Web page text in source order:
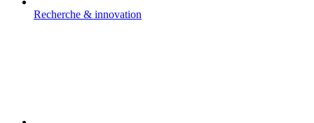
Recherche & innovation